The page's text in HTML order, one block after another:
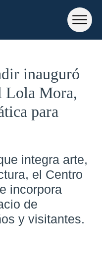
inauguró
Lola Mora,
para
integra arte,
el Centro
incorpora
de
y visitantes.